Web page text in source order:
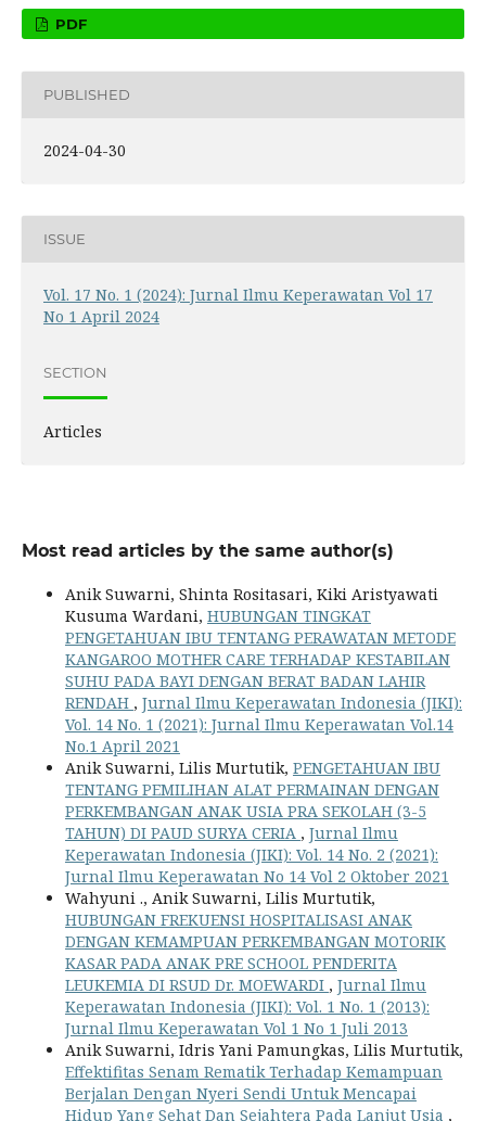
PDF
PUBLISHED
2024-04-30
ISSUE
Vol. 17 No. 1 (2024): Jurnal Ilmu Keperawatan Vol 17
No 1 April 2024
SECTION
Articles
Most read articles by the same author(s)
Anik Suwarni, Shinta Rositasari, Kiki Aristyawati
Kusuma Wardani, HUBUNGAN TINGKAT
PENGETAHUAN IBU TENTANG PERAWATAN METODE
KANGAROO MOTHER CARE TERHADAP KESTABILAN
SUHU PADA BAYI DENGAN BERAT BADAN LAHIR
RENDAH , Jurnal Ilmu Keperawatan Indonesia (JIKI):
Vol. 14 No. 1 (2021): Jurnal Ilmu Keperawatan Vol.14
No.1 April 2021
Anik Suwarni, Lilis Murtutik, PENGETAHUAN IBU
TENTANG PEMILIHAN ALAT PERMAINAN DENGAN
PERKEMBANGAN ANAK USIA PRA SEKOLAH (3-5
TAHUN) DI PAUD SURYA CERIA , Jurnal Ilmu
Keperawatan Indonesia (JIKI): Vol. 14 No. 2 (2021):
Jurnal Ilmu Keperawatan No 14 Vol 2 Oktober 2021
Wahyuni ., Anik Suwarni, Lilis Murtutik,
HUBUNGAN FREKUENSI HOSPITALISASI ANAK
DENGAN KEMAMPUAN PERKEMBANGAN MOTORIK
KASAR PADA ANAK PRE SCHOOL PENDERITA
LEUKEMIA DI RSUD Dr. MOEWARDI , Jurnal Ilmu
Keperawatan Indonesia (JIKI): Vol. 1 No. 1 (2013):
Jurnal Ilmu Keperawatan Vol 1 No 1 Juli 2013
Anik Suwarni, Idris Yani Pamungkas, Lilis Murtutik,
Effektifitas Senam Rematik Terhadap Kemampuan
Berjalan Dengan Nyeri Sendi Untuk Mencapai
Hidup Yang Sehat Dan Sejahtera Pada Lanjut Usia ,